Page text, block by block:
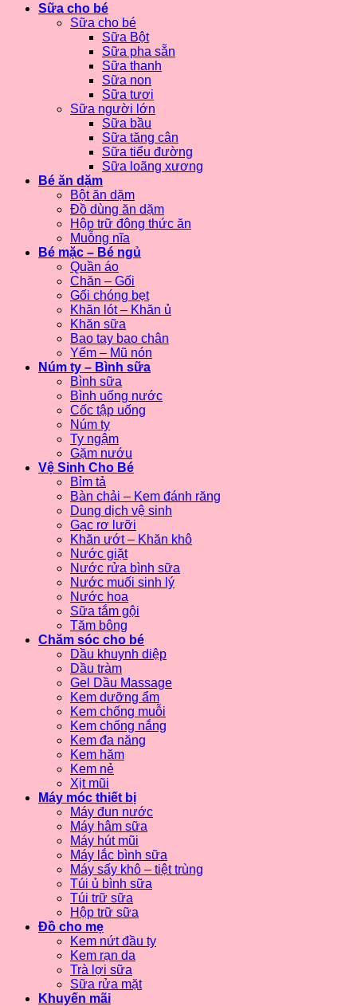
Sữa cho bé
Sữa cho bé
Sữa Bột
Sữa pha sẵn
Sữa thanh
Sữa non
Sữa tươi
Sữa người lớn
Sữa bầu
Sữa tăng cân
Sữa tiểu đường
Sữa loãng xương
Bé ăn dặm
Bột ăn dặm
Đồ dùng ăn dặm
Hộp trữ đông thức ăn
Muỗng nĩa
Bé mặc – Bé ngủ
Quần áo
Chăn – Gối
Gối chóng bẹt
Khăn lót – Khăn ủ
Khăn sữa
Bao tay bao chân
Yếm – Mũ nón
Núm ty – Bình sữa
Bình sữa
Bình uống nước
Cốc tập uống
Núm ty
Ty ngậm
Gặm nướu
Vệ Sinh Cho Bé
Bỉm tả
Bàn chải – Kem đánh răng
Dung dịch vệ sinh
Gạc rơ lưỡi
Khăn ướt – Khăn khô
Nước giặt
Nước rửa bình sữa
Nước muối sinh lý
Nước hoa
Sữa tắm gội
Tăm bông
Chăm sóc cho bé
Dầu khuynh diệp
Dầu tràm
Gel Dầu Massage
Kem dưỡng ẩm
Kem chống muỗi
Kem chống nắng
Kem đa năng
Kem hăm
Kem nẻ
Xịt mũi
Máy móc thiết bị
Máy đun nước
Máy hâm sữa
Máy hút mũi
Máy lắc bình sữa
Máy sấy khô – tiệt trùng
Túi ủ bình sữa
Túi trữ sữa
Hộp trữ sữa
Đồ cho mẹ
Kem nứt đầu ty
Kem rạn da
Trà lợi sữa
Sữa rửa mặt
Khuyến mãi